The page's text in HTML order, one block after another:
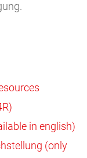
in english)
(only